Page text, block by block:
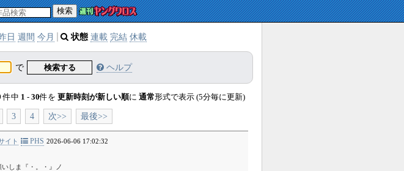
検索
日 週間 今月 状態 連載 完結 休載
で 検索する ヘルプ
件中 1 -30件を 更新時刻が新しい順に通常形式で表示 (5分毎に更新)
3 4 次>> 最後>>
イト PHS 2026-06-06 17:02:32
しま『・。・』ノ